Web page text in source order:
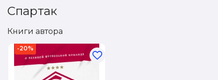
Спартак
Книги автора
-20%